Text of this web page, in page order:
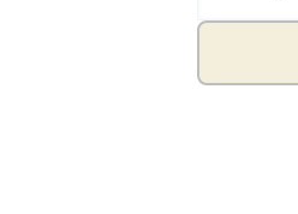
aantal